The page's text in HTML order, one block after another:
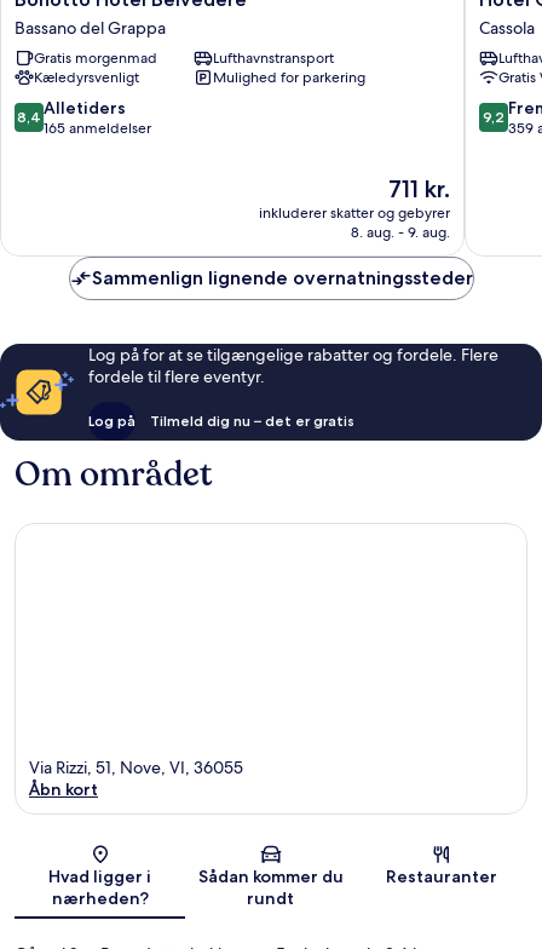
Hotel
Belvedere
Bassano
del
Grappa
Bassano del Grappa
Gratis morgenmad
Lufthavnstransport
Kæledyrsvenligt
Mulighed for parkering
8.4
ud
8,4 Alletiders
165 anmeldelser
Prisen
711 kr.
711 kr.
inkluderer skatter og gebyrer
8. aug. - 9. aug.
Glamour
-
Hotels
Cassola
Cassola
Gratis
9.2
ud
9,2
359
Sammenlign lignende overnatningssteder
Log på for at se tilgængelige rabatter og fordele. Flere
fordele til flere eventyr.
Log på Tilmeld dig nu – det er gratis
Om området
Kort
Via Rizzi, 51, Nove, VI, 36055
Åbn kort
Hvad ligger i
nærheden?
Sådan kommer du
rundt
Restauranter